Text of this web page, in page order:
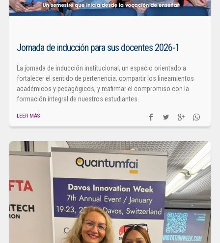
Jornada de inducción para sus docentes 2026-1
La jornada de inducción institucional, un espacio orientado a
fortalecer el sentido de pertenencia, compartir los lineamientos
académicos y pedagógicos, y reafirmar el compromiso con la
formación integral de nuestros estudiantes.
LEER MÁS